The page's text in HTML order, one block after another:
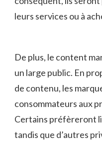
leurs services ou à
De plus, le content
un large public. En
de contenu, les
consommateurs aux
Certains préfèreront
tandis que​ d’autres